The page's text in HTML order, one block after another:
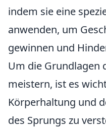
indem sie eine
anwenden, um
gewinnen und
Um die Grundlagen
meistern, ist es
Körperhaltung und
des Sprungs zu